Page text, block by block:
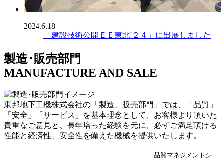
2024.6.18
「建設技術公開ＥＥ東北'２４」に出展しました
製造･販売部門
MANUFACTURE AND SALE
東邦地下工機株式会社の「製造、販売部門」では、「品質」
「安全」「サービス」を基本理念として、お客様より頂いた
貴重なご意見と、長年培った経験を元に、必ずご満足頂ける
性能と経済性、安全性を備えた機械を提供いたします。
品質マネジメントシ